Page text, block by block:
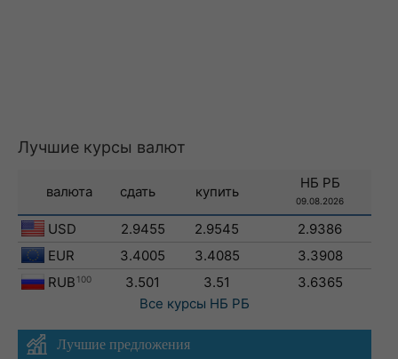
Лучшие курсы валют
валюта сдать купить
НБ РБ
09.08.2026
USD 2.9455 2.9545
2.9386
EUR
3.4005 3.4085
3.3908
RUB 100 3.501 3.51
3.6365
Все курсы НБ РБ
Лучшие предложения